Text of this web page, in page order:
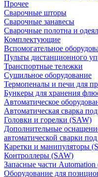
Прочее
Сварочные шторы
Сварочные занавесы
Сварочные полотна и
Комплектующие
Вспомогательное
Пульты дистанционного
Транспортные тележки
Сушильное оборудование
Термопеналы и печи для
Бункеры для хранения
Автоматическое
Автоматическая сварка
Головки и горелки (SAW)
Дополнительные
автоматической сварки
Каретки и манипуляторы
Контроллеры (SAW)
Запасные части
Оборудование для